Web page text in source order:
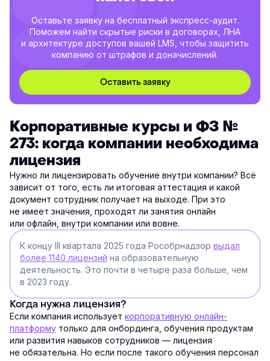
Оставьте заявку на бесплатный экспресс-аудит.
Поможем найти скрытые риски в договорах, ЛНА
и архитектуре доступов вашей LMS, чтобы защитить
компанию от штрафов и доначислений.
Оставить заявку
Корпоративные курсы и ФЗ №
273: когда компании необходима
лицензия
Нужно ли лицензировать обучение внутри компании? Всё
зависит от того, есть ли итоговая аттестация и какой
документ сотрудник получает на выходе. При это
не имеет значения, проходят ли занятия онлайн
или офлайн, внутри компании или вовне.
К концу III квартала 2025 года Рособрнадзор выдал
более 1140 лицензий на образовательную
деятельность. Это почти в четыре раза больше, чем
в 2023 году.
Когда нужна лицензия?
Если компания использует корпоративную онлайн-
платформу только для онбординга, обучения продуктам
или развития навыков сотрудников — лицензия
не обязательна. Но если после такого обучения персонал